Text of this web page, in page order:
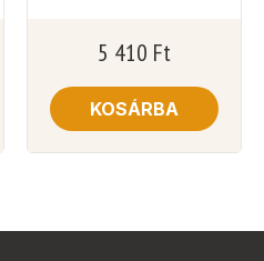
5 410 Ft
KOSÁRBA